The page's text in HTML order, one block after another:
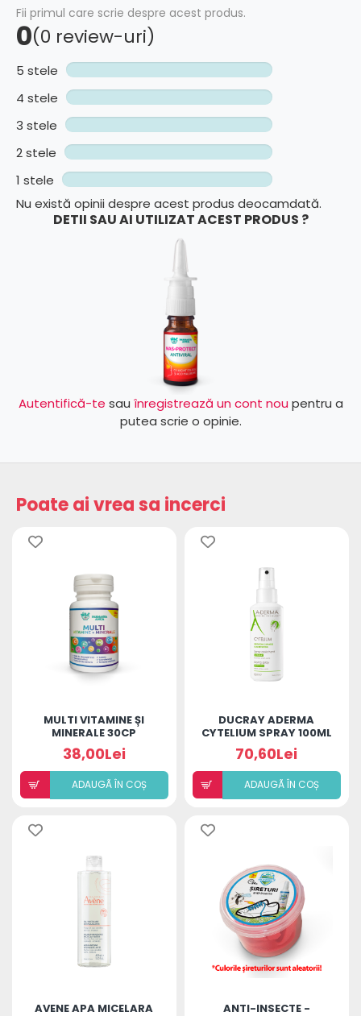
Fii primul care scrie despre acest produs.
0(0 review-uri)
5 stele
4 stele
3 stele
2 stele
1 stele
Nu există opinii despre acest produs deocamdată.
DETII SAU AI UTILIZAT ACEST PRODUS ?
Autentifică-te sau înregistrează un cont nou pentru a
putea scrie o opinie.
Poate ai vrea sa incerci
MULTI VITAMINE ȘI
MINERALE 30CP
38,00Lei
ADAUGÃ ÎN COȘ
DUCRAY ADERMA
CYTELIUM SPRAY 100ML
70,60Lei
ADAUGÃ ÎN COȘ
AVENE APA MICELARA
ANTI-INSECTE -